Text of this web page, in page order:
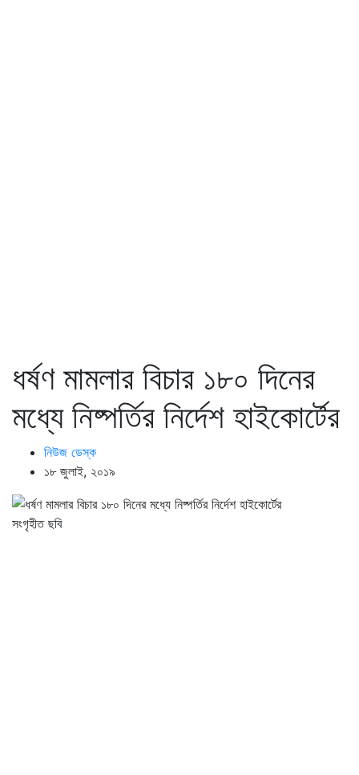
ধর্ষণ মামলার বিচার ১৮০ দিনের
মধ্যে নিষ্পর্তির নির্দেশ হাইকোর্টের
নিউজ ডেস্ক
১৮ জুলাই, ২০১৯
সংগৃহীত ছবি